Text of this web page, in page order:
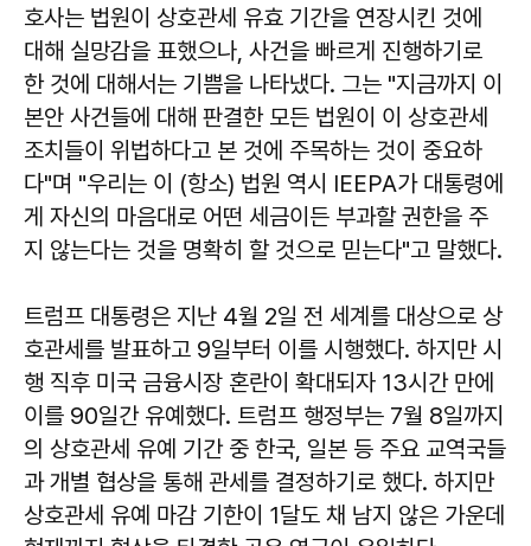
호사는 법원이 상호관세 유효 기간을 연장시킨 것에
대해 실망감을 표했으나, 사건을 빠르게 진행하기로
한 것에 대해서는 기쁨을 나타냈다. 그는 "지금까지 이
본안 사건들에 대해 판결한 모든 법원이 이 상호관세
조치들이 위법하다고 본 것에 주목하는 것이 중요하
다"며 "우리는 이 (항소) 법원 역시 IEEPA가 대통령에
게 자신의 마음대로 어떤 세금이든 부과할 권한을 주
지 않는다는 것을 명확히 할 것으로 믿는다"고 말했다.
트럼프 대통령은 지난 4월 2일 전 세계를 대상으로 상
호관세를 발표하고 9일부터 이를 시행했다. 하지만 시
행 직후 미국 금융시장 혼란이 확대되자 13시간 만에
이를 90일간 유예했다. 트럼프 행정부는 7월 8일까지
의 상호관세 유예 기간 중 한국, 일본 등 주요 교역국들
과 개별 협상을 통해 관세를 결정하기로 했다. 하지만
상호관세 유예 마감 기한이 1달도 채 남지 않은 가운데